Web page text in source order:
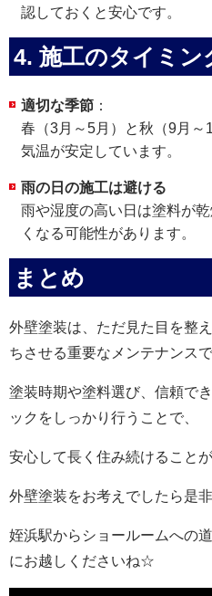
認しておくと安心です。
4. 施工のタイミン
適切な季節 ：
春（3月～5月）と秋（9月～
気温が安定しています。
雨の日の施工は避ける
雨や湿度の高い日は塗料が
くなる可能性があります。
まとめ
外壁塗装は、ただ見た目を整
ちさせる重要なメンテナンスで
塗装時期や塗料選び、信頼で
ックをしっかり行うことで、
安心して長く住み続けることが
外壁塗装をお考えでしたら是
姪浜駅からショールームへの
にお越しくださいね☆